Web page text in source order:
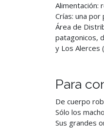
Alimentación:
Crías: una por
Área de
patagonicos,
y Los Alerces
Para
De cuerpo
Sólo los
Sus grandes